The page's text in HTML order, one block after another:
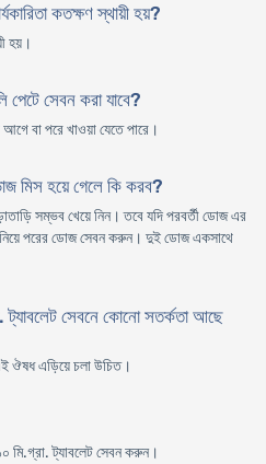
কতক্ষণ স্থায়ী হয়?
হয়।
পেটে সেবন করা যাবে?
বা পরে খাওয়া যেতে পারে।
মিস হয়ে গেলে কি করব?
সম্ভব খেয়ে নিন। তবে যদি পরবর্তী ডোজ এর
নিয়ে পরের ডোজ সেবন করুন। দুই ডোজ একসাথে
ট্যাবলেট সেবনে কোনো সতর্কতা আছে
ঔষধ এড়িয়ে চলা উচিত।
মি.গ্রা. ট্যাবলেট সেবন করুন।